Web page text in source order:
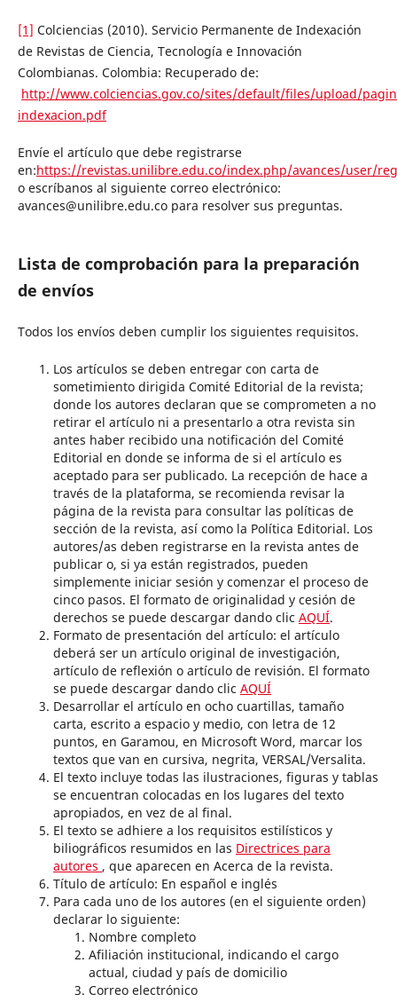
[1] Colciencias (2010). Servicio Permanente de Indexación
de Revistas de Ciencia, Tecnología e Innovación
Colombianas. Colombia: Recuperado de:
http://www.colciencias.gov.co/sites/default/files/upload/
indexacion.pdf
Envíe el artículo que debe registrarse
en:https://revistas.unilibre.edu.co/index.php/avances/user/
o escríbanos al siguiente correo electrónico:
avances@unilibre.edu.co para resolver sus preguntas.
Lista de comprobación para la preparación
de envíos
Todos los envíos deben cumplir los siguientes requisitos.
Los artículos se deben entregar con carta de
sometimiento dirigida Comité Editorial de la revista;
donde los autores declaran que se comprometen a no
retirar el artículo ni a presentarlo a otra revista sin
antes haber recibido una notificación del Comité
Editorial en donde se informa de si el artículo es
aceptado para ser publicado. La recepción de hace a
través de la plataforma, se recomienda revisar la
página de la revista para consultar las políticas de
sección de la revista, así como la Política Editorial. Los
autores/as deben registrarse en la revista antes de
publicar o, si ya están registrados, pueden
simplemente iniciar sesión y comenzar el proceso de
cinco pasos. El formato de originalidad y cesión de
derechos se puede descargar dando clic AQUÍ.
Formato de presentación del artículo: el artículo
deberá ser un artículo original de investigación,
artículo de reflexión o artículo de revisión. El formato
se puede descargar dando clic AQUÍ
Desarrollar el artículo en ocho cuartillas, tamaño
carta, escrito a espacio y medio, con letra de 12
puntos, en Garamou, en Microsoft Word, marcar los
textos que van en cursiva, negrita, VERSAL/Versalita.
El texto incluye todas las ilustraciones, figuras y tablas
se encuentran colocadas en los lugares del texto
apropiados, en vez de al final.
El texto se adhiere a los requisitos estilísticos y
biliográficos resumidos en las Directrices para
autores , que aparecen en Acerca de la revista.
Título de artículo: En español e inglés
Para cada uno de los autores (en el siguiente orden)
declarar lo siguiente:
Nombre completo
Afiliación institucional, indicando el cargo
actual, ciudad y país de domicilio
Correo electrónico